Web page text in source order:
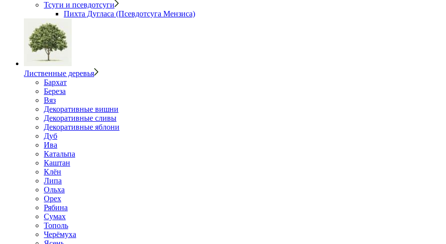
Тсуги и псевдотсуги
Пихта Дугласа (Псевдотсуга Мензиса)
Лиственные деревья
Бархат
Береза
Вяз
Декоративные вишни
Декоративные сливы
Декоративные яблони
Дуб
Ива
Катальпа
Каштан
Клён
Липа
Ольха
Орех
Рябина
Сумах
Тополь
Черёмуха